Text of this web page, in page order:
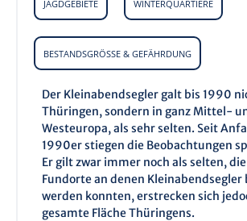
JAGDGEBIETE WINTERQUARTIERE
BESTANDSGRÖSSE & GEFÄHRDUNG
Der Kleinabendsegler galt bis 1990
Thüringen, sondern in ganz Mittel-
Westeuropa, als sehr selten. Seit
1990er stiegen die Beobachtungen
Er gilt zwar immer noch als selten,
Fundorte an denen
werden konnten, erstrecken sich
gesamte Fläche Thüringens.